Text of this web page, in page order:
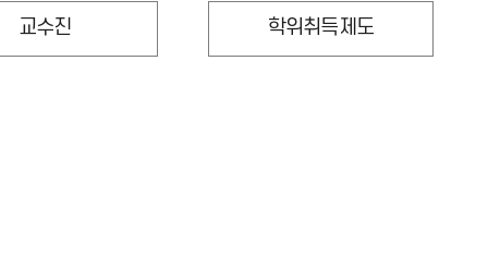
교수진 학위취득제도